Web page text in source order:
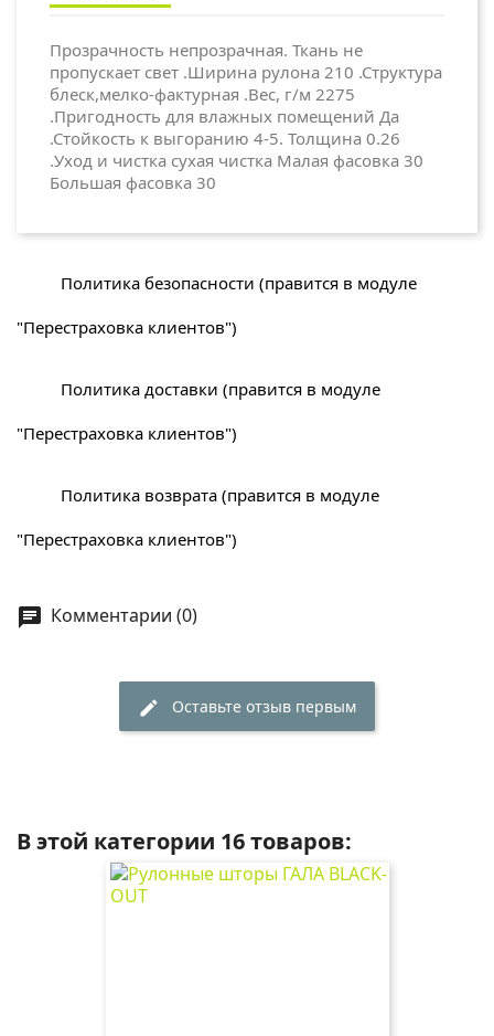
Прозрачность непрозрачная. Ткань не
пропускает свет .Ширина рулона 210 .Структура
блеск,мелко-фактурная .Вес, г/м 2275
.Пригодность для влажных помещений Да
.Стойкость к выгоранию 4-5. Толщина 0.26
.Уход и чистка сухая чистка Малая фасовка 30
Большая фасовка 30
Политика безопасности (правится в модуле
"Перестраховка клиентов")
Политика доставки (правится в модуле
"Перестраховка клиентов")
Политика возврата (правится в модуле
"Перестраховка клиентов")
chat Комментарии (0)
edit Оставьте отзыв первым
В этой категории 16 товаров: